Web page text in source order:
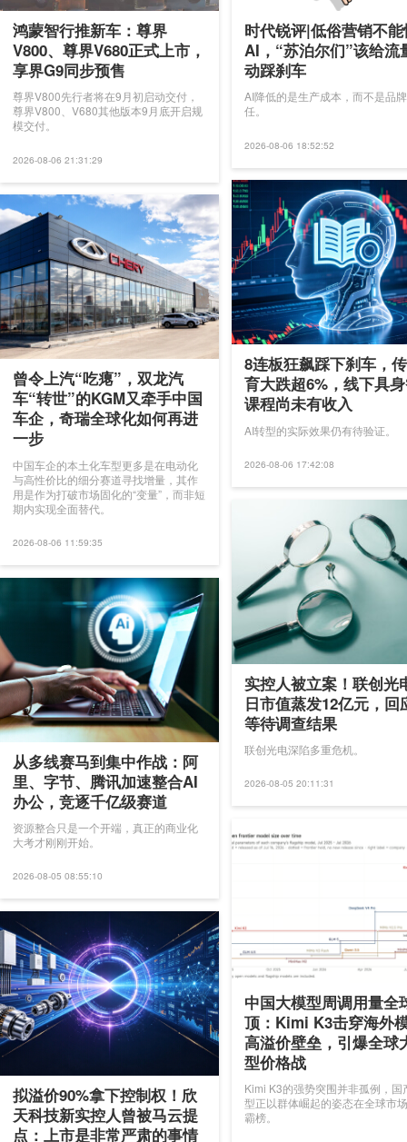
鸿蒙智行推新车：尊界
V800、尊界V680正式上市，
享界G9同步预售
尊界V800先行者将在9月初启动交付，
尊界V800、V680其他版本9月底开启规
模交付。
2026-08-06 21:31:29
曾令上汽“吃瘪”，双龙汽
车“转世”的KGM又牵手中国
车企，奇瑞全球化如何再进
一步
中国车企的本土化车型更多是在电动化
与高性价比的细分赛道寻找增量，其作
用是作为打破市场固化的“变量”，而非短
期内实现全面替代。
2026-08-06 11:59:35
从多线赛马到集中作战：阿
里、字节、腾讯加速整合AI
办公，竞逐千亿级赛道
资源整合只是一个开端，真正的商业化
大考才刚刚开始。
2026-08-05 08:55:10
拟溢价90%拿下控制权！欣
天科技新实控人曾被马云提
点：上市是非常严肃的事情
时代锐评|低俗营销不能
AI，“苏泊尔们”该给流
动踩刹车
AI降低的是生产成本，而不是品
任。
2026-08-06 18:52:52
8连板狂飙踩下刹车，
育大跌超6%，线下具
课程尚未有收入
AI转型的实际效果仍有待验证。
2026-08-06 17:42:08
实控人被立案！联创光
日市值蒸发12亿元，回
等待调查结果
联创光电深陷多重危机。
2026-08-05 20:11:31
中国大模型周调用量全
顶：Kimi K3击穿海外
高溢价壁垒，引爆全球
型价格战
​Kimi K3的强势突围并非孤例，国
型正以群体崛起的姿态在全球市
霸榜。